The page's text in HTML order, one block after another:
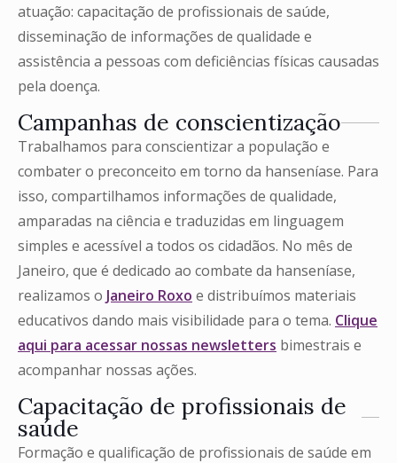
atuação: capacitação de profissionais de saúde,
disseminação de informações de qualidade e
assistência a pessoas com deficiências físicas causadas
pela doença.
Campanhas de conscientização​
Trabalhamos para conscientizar a população e
combater o preconceito em torno da hanseníase. Para
isso, compartilhamos informações de qualidade,
amparadas na ciência e traduzidas em linguagem
simples e acessível a todos os cidadãos. No mês de
Janeiro, que é dedicado ao combate da hanseníase,
realizamos o Janeiro Roxo e distribuímos materiais
educativos dando mais visibilidade para o tema. Clique
aqui para acessar nossas newsletters bimestrais e
acompanhar nossas ações.
Capacitação de profissionais de
saúde​
Formação e qualificação de profissionais de saúde em